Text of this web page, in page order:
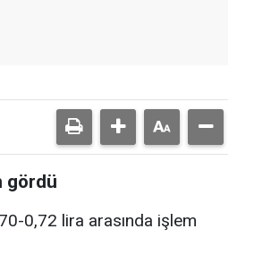
gördü
0,72 lira arasında işlem